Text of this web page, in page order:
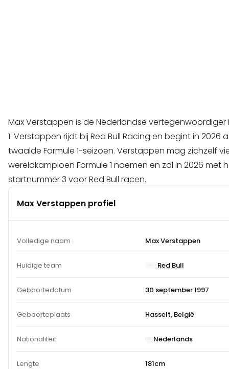
Max Verstappen is de Nederlandse vertegenwoordiger
1. Verstappen rijdt bij Red Bull Racing en begint in 2026
twaalde Formule 1-seizoen. Verstappen mag zichzelf
wereldkampioen Formule 1 noemen en zal in 2026 met
startnummer 3 voor Red Bull racen.
Max Verstappen profiel
Volledige naam Max Verstappen
Huidige team Red Bull
Geboortedatum 30 september 1997
Geboorteplaats Hasselt, België
Nationaliteit Nederlands
Lengte 181cm